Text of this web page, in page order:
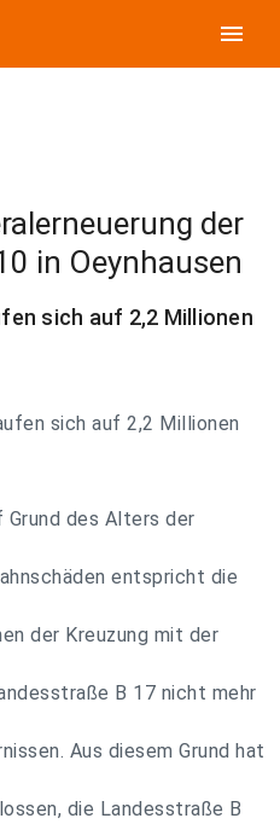
menu
der
in Oeynhausen
sich auf 2,2 Millionen
sich auf 2,2 Millionen
des Alters der
entspricht die
der Kreuzung mit der
B 17 nicht mehr
Aus diesem Grund hat
die Landesstraße B